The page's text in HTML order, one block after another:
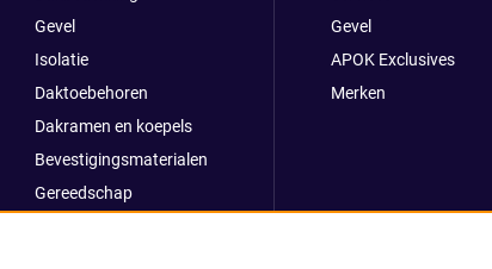
Gevel
Isolatie
Daktoebehoren
Dakramen en koepels
Bevestigingsmaterialen
Gereedschap
Gevel
APOK Exclusives
Merken